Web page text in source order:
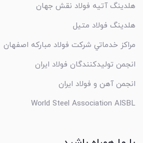
هلدینگ آتیه فولاد نقش جهان
هلدینگ فولاد متیل
مراکز خدماتي شرکت فولاد مبارکه اصفهان
انجمن تولیدکنندگان فولاد ایران
انجمن آهن و فولاد ایران
World Steel Association AISBL